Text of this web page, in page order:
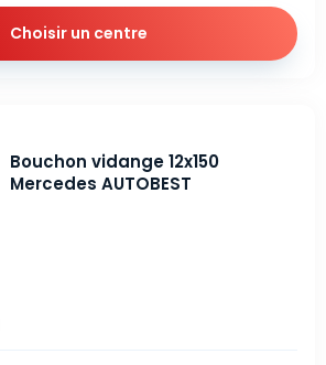
Choisir un centre
Bouchon vidange 12x150
Mercedes AUTOBEST